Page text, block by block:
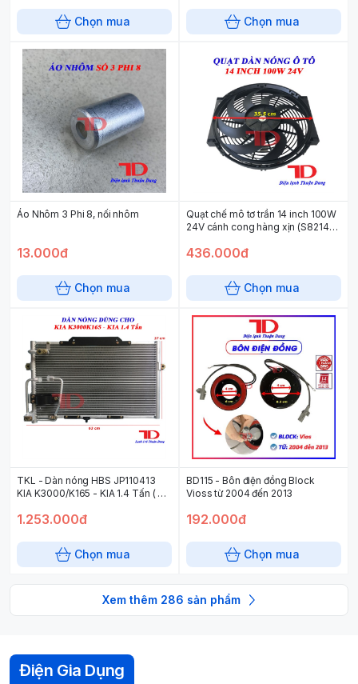
Chọn mua Chọn mua
Áo Nhôm 3 Phi 8, nối nhôm
13.000đ
Chọn mua
Quạt chế mô tơ trần 14 inch 100W
24V cánh cong hàng xịn (S8214Z-
436.000đ
Chọn mua
TKL - Dàn nóng HBS JP110413
KIA K3000/K165 - KIA 1.4 Tấn ( 5
1.253.000đ
Chọn mua
BD115 - Bôn điện đồng Block
Vioss từ 2004 đến 2013
192.000đ
Chọn mua
Xem thêm 286 sản phẩm
Điện Gia Dụng